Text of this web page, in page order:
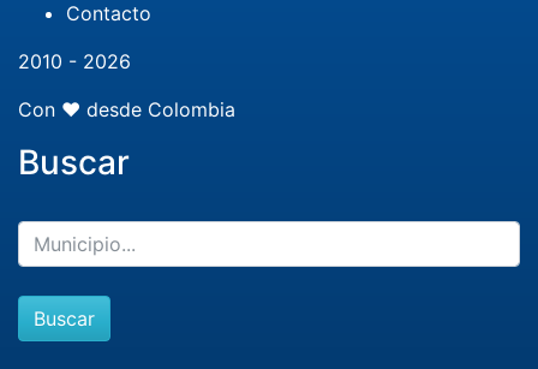
Contacto
2010 - 2026
Con ❤️ desde Colombia
Buscar
Buscar